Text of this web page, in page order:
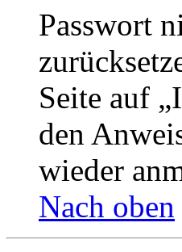
Passwort
Seite auf
den
wieder
Nach oben